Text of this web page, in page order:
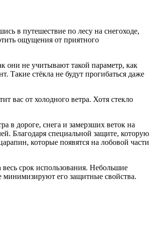
в путешествие по лесу на снегоходе,
ощущения от приятного
они не учитывают такой параметр, как
Такие стёкла не будут прогибаться даже
вас от холодного ветра. Хотя стекло
в дороге, снега и замерзших веток на
Благодаря специальной защите, которую
которые появятся на лобовой части
весь срок использования. Небольшие
минимизируют его защитные свойства.